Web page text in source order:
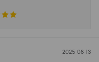
2025-08-13